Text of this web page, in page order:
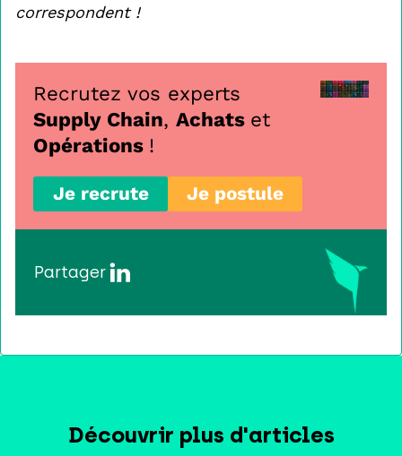
correspondent !
Recrutez vos experts
Supply Chain, Achats et
Opérations !
Je recrute Je postule
Partager
Découvrir plus d'articles